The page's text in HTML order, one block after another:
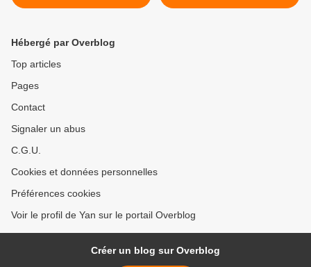
Hébergé par Overblog
Top articles
Pages
Contact
Signaler un abus
C.G.U.
Cookies et données personnelles
Préférences cookies
Voir le profil de Yan sur le portail Overblog
Créer un blog sur Overblog